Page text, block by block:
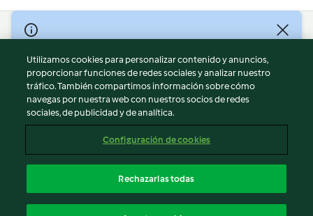
© Copyright 2026
Términos de uso
Política de privacidad
Aviso legal
Información legal
Reportar contenido
Declaración de accesibilidad
Utilizamos cookies para personalizar contenido y anuncios,
proporcionar funciones de redes sociales y analizar nuestro
tráfico. También compartimos información sobre cómo
navegas por nuestra web con nuestros socios de redes
sociales, de publicidad y de analítica.
Configuración de cookies
Rechazarlas todas